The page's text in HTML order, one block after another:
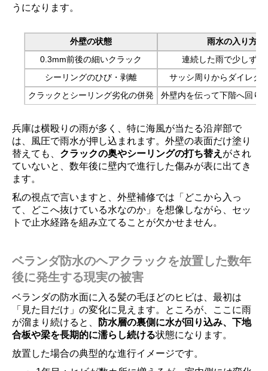
うになります。
外壁の状態
雨水の入り方
0.3mm前後の細いクラック
連続した雨で少しずつ
シーリングのひび・剥離
サッシ周りからダイレク
クラックとシーリング劣化の併発
外壁内を伝って下階へ回り
兵庫は横殴りの雨が多く、特に海風が当たる沿岸部で
は、風圧で雨水が押し込まれます。外壁の表面だけ塗り
替えても、 クラックの奥やシーリングの打ち替え がされ
ていないと、数年後に壁内で進行した傷みが表に出てき
ます。
私の視点で言いますと、外壁補修では「どこから入っ
て、どこへ抜けている水なのか」を想像しながら、セッ
トで止水経路を組み立てることが欠かせません。
ベランダ防水のヘアクラックを放置した数年
後に発生する現実の被害
ベランダの防水面に入る髪の毛ほどのヒビは、最初は
「見た目だけ」の変化に見えます。ところが、ここに雨
が溜まり続けると、
防水層の裏側に水が回り込み、下地
合板や梁を長期的に濡らし続ける状態になります。
放置した場合の典型的な進行イメージです。